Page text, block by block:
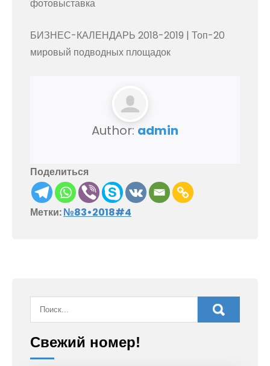
фотовыставка
БИЗНЕС-КАЛЕНДАРЬ 2018-2019 | Топ-20
мировый подводных площадок
Author: admin
Поделиться
Метки:№83•2018#4
Свежий номер!